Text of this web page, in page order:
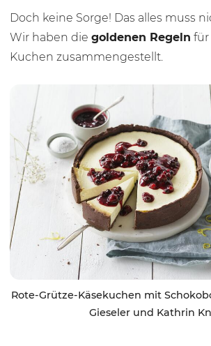
Doch keine Sorge! Das alles muss
Wir haben die goldenen Regeln für
Kuchen zusammengestellt.
Rote-Grütze-Käsekuchen mit
Gieseler und Kathrin